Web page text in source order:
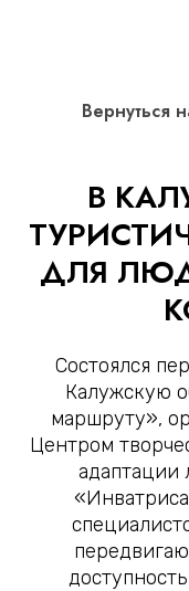
Вернуться
В
ДЛЯ
Состоялся
Калужскую
маршруту»,
Центром
адаптации